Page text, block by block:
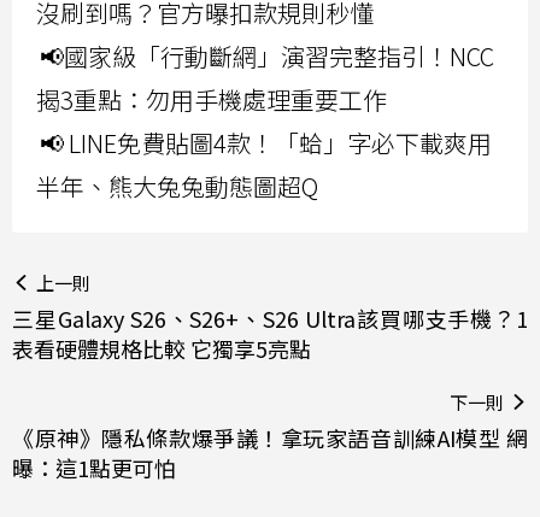
沒刷到嗎？官方曝扣款規則秒懂
📢國家級「行動斷網」演習完整指引！NCC
揭3重點：勿用手機處理重要工作
📢 LINE免費貼圖4款！「蛤」字必下載爽用
半年、熊大兔兔動態圖超Q
上一則
三星Galaxy S26、S26+、S26 Ultra該買哪支手機？1
表看硬體規格比較 它獨享5亮點
下一則
《原神》隱私條款爆爭議！拿玩家語音訓練AI模型 網
曝：這1點更可怕